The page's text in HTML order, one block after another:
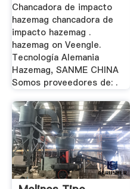
Chancadora de impacto
hazemag chancadora de
impacto hazemag .
hazemag on Veengle.
Tecnología Alemania
Hazemag, SANME CHINA
Somos proveedores de: .